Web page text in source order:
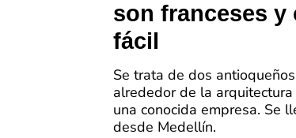
son franceses y
fácil
Se trata de dos
alrededor de la
una conocida empresa. Se
desde Medellín.